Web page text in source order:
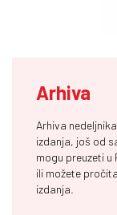
Arhiva
Arhiva
izdanja, još od
mogu preuzeti
ili možete
izdanja.